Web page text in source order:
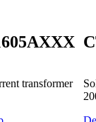
transformer